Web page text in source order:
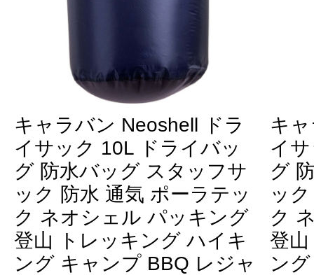
キャラバン Neoshell ドラ
イサック 10L ドライバッ
グ 防水バッグ スタッフサ
ック 防水 通気 ポーラテッ
ク ネオシェル パッキング
登山 トレッキング ハイキ
ング キャンプ BBQ レジャ
キ
イ
グ
ッ
ク
登
ン